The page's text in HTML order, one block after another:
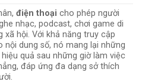
điện thoại cho phép người
nhạc, podcast, chơi game di
xã hội. Với khả năng truy cập
nội dung số, nó mang lại những
quả sau những giờ làm việc
đáp ứng đa dạng sở thích